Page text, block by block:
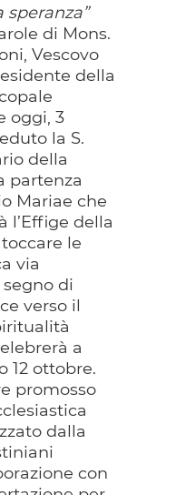
speranza”
di Mons.
Vescovo
della
oggi, 3
la S.
della
partenza
Mariae che
l’Effige della
le
via
di
verso il
a
12 ottobre.
promosso
dalla
con